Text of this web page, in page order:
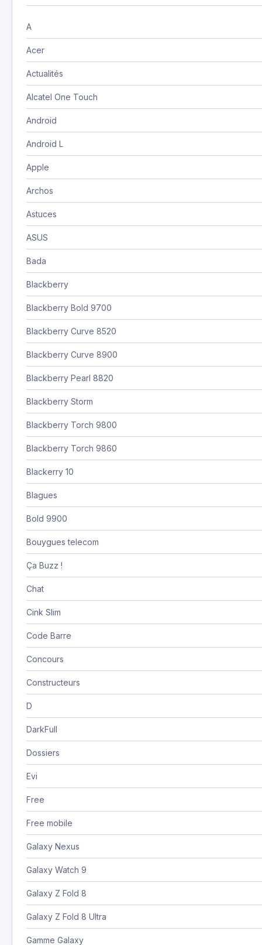
A
Acer
Actualités
Alcatel One Touch
Android
Android L
Apple
Archos
Astuces
ASUS
Bada
Blackberry
Blackberry Bold 9700
Blackberry Curve 8520
Blackberry Curve 8900
Blackberry Pearl 8820
Blackberry Storm
Blackberry Torch 9800
Blackberry Torch 9860
Blackerry 10
Blagues
Bold 9900
Bouygues telecom
Ça Buzz !
Chat
Cink Slim
Code Barre
Concours
Constructeurs
D
DarkFull
Dossiers
Evi
Free
Free mobile
Galaxy Nexus
Galaxy Watch 9
Galaxy Z Fold 8
Galaxy Z Fold 8 Ultra
Gamme Galaxy